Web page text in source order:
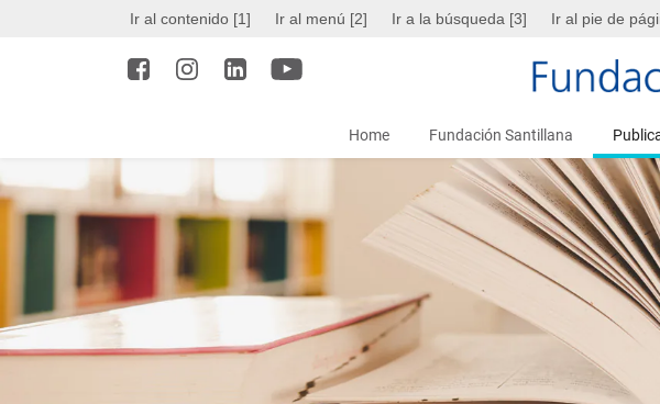
Ir al contenido [1] Ir al menú [2] Ir a la búsqueda [3] Ir al pie de
Home Fundación Santillana